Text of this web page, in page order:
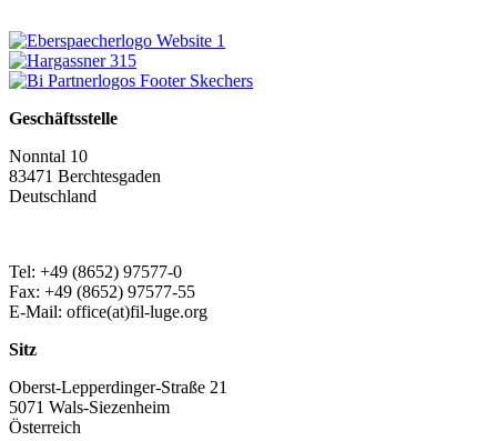
Geschäftsstelle
Nonntal 10
83471 Berchtesgaden
Deutschland
Tel: +49 (8652) 97577-0
Fax: +49 (8652) 97577-55
E-Mail: office(at)fil-luge.org
Sitz
Oberst-Lepperdinger-Straße 21
5071 Wals-Siezenheim
Österreich